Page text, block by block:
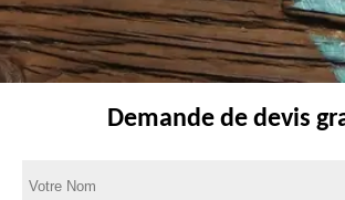
Demande de devis